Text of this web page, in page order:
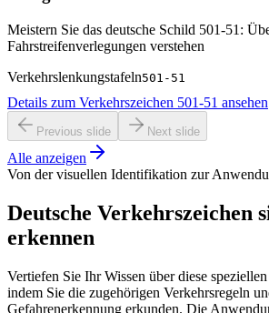
Meistern Sie das deutsche Schild 501-51:
Fahrstreifenverlegungen verstehen
Verkehrslenkungstafeln501-51
Details zum Verkehrszeichen 501-51 ansehen
Previous slide Next slide
Alle anzeigen
Von der visuellen Identifikation zur
Deutsche Verkehrszeichen
erkennen
Vertiefen Sie Ihr Wissen über diese
indem Sie die zugehörigen Verkehrsregeln
Gefahrenerkennung erkunden. Die